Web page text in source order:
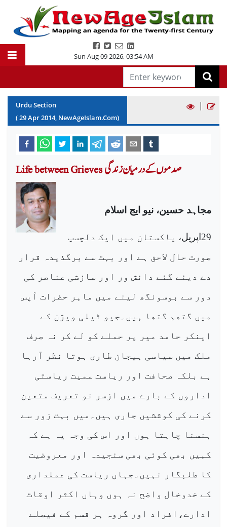
Sun Aug 09 2026,03:54 AM
Urdu Section
(29Apr2014, NewAgeIslam.Com)
|
Life between Grieves صدموں کے درمیان زندگی
مجاہد حسین، نیو ایج اسلام
29اپریل، پاکستان میں ایک دلچسپ
صورت حال لاحق ہے اور بہت سے برگذیدہ قرار
دے دیئے گئے دانش ور اور سازشی عناصر کی
دور سے بوسونگھ لینے میں ماہر حضرات آپس
میں گتھم گتھا ہیں۔جیو ٹیلی ویژن کے
اینکر حامد میر پر حملے کو لے کر نہ صرف
ملک میں سیاسی ہیجان طاری ہوتا نظر آرہا
ہے بلکہ صحافت اور ریاست سمیت ریاستی
اداروں کے بارے میں ازسر نو تعریف متعین
کرنے کی کوششیں جاری ہیں۔میں بہت زور سے
ہنسنا چاہتا ہوں اور اس کی وجہ یہ ہے کہ
کہیں بھی کوئی بھی سنجیدہ اور معروضیت
کا طلبگار نہیں۔جہاں ریاست کی عملداری
کے خدوخال واضح نہ ہوں وہاں اکثر اوقات
ادارے،افراد اور گروہ ہر قسم کے فیصلے